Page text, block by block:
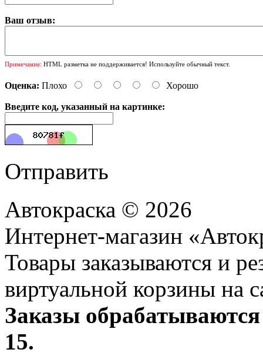
Ваш отзыв:
Примечание: HTML разметка не поддерживается! Используйте обычный текст.
Оценка: Плохо Хорошо
Введите код, указанный на картинке:
Отправить
Автокраска © 2026
Интернет-магазин
Товары заказываются и
виртуальной корзины на
Заказы
15.